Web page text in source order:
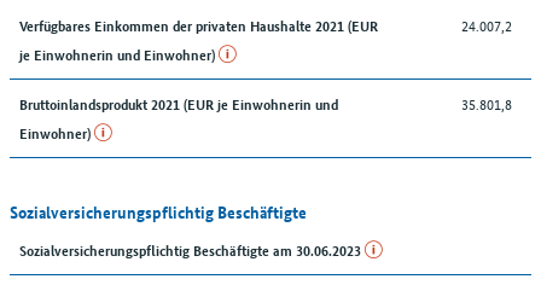
Verfügbares Einkommen der privaten Haushalte 2021 (EUR
je Einwohnerin und Einwohner)
24.007,2
Bruttoinlandsprodukt 2021 (EUR je Einwohnerin und
Einwohner)
35.801,8
Sozialversicherungspflichtig Beschäftigte
Sozialversicherungspflichtig Beschäftigte am 30.06.2023